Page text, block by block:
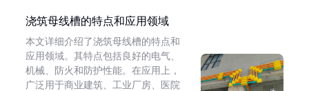
浇筑母线槽的特点和应用领域
本文详细介绍了浇筑母线槽的特点和
应用领域。其特点包括良好的电气、
机械、防火和防护性能。在应用上，
广泛用于商业建筑、工业厂房、医院